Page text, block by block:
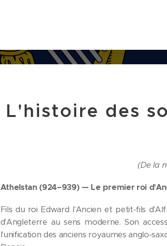
L'histoire des
(De la
Athelstan (924–939) — Le premier roi
Fils du roi Edward l'Ancien et petit-fils
d'Angleterre au sens moderne. Son
l'unification des anciens royaumes anglo-